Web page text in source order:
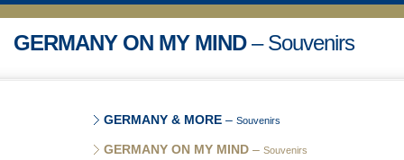
GERMANY ON MY MIND– Souvenirs
GERMANY & MORE – Souvenirs
GERMANY ON MY MIND – Souvenirs